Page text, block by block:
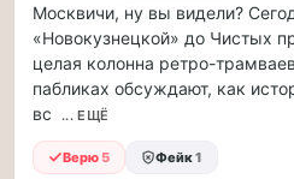
Я
считаю,
что
тепрь
должны
Москвичи, ну вы видели?
«Новокузнецкой» до Чистых
целая колонна ретро-
пабликах обсуждают, как
вс
... ЕЩЁ
Верю 5 Фейк1